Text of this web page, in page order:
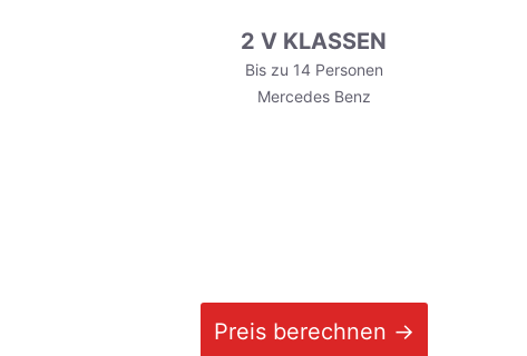
2 V KLASSEN
Bis zu 14 Personen
Mercedes Benz
Preis berechnen →